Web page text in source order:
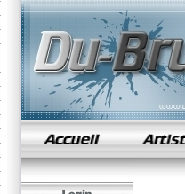
samples de rap